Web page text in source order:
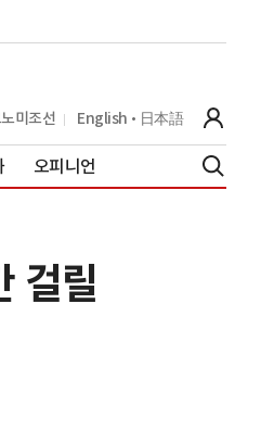
미조선 English 日本語
오피니언
걸릴